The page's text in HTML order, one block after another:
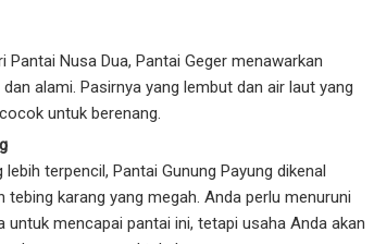
Pantai Nusa Dua, Pantai Geger menawarkan
alami. Pasirnya yang lembut dan air laut yang
untuk berenang.
terpencil, Pantai Gunung Payung dikenal
tebing karang yang megah. Anda perlu menuruni
untuk mencapai pantai ini, tetapi usaha Anda akan